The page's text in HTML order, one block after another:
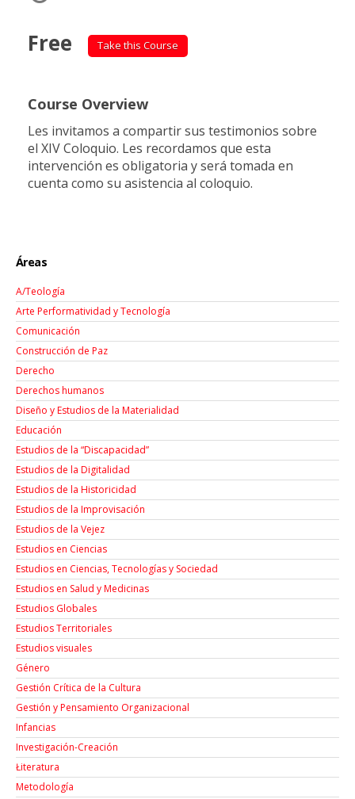
Free Take this Course
Course Overview
Les invitamos a compartir sus testimonios sobre
el XIV Coloquio. Les recordamos que esta
intervención es obligatoria y será tomada en
cuenta como su asistencia al coloquio.
Áreas
A/Teología
Arte Performatividad y Tecnología
Comunicación
Construcción de Paz
Derecho
Derechos humanos
Diseño y Estudios de la Materialidad
Educación
Estudios de la “Discapacidad”
Estudios de la Digitalidad
Estudios de la Historicidad
Estudios de la Improvisación
Estudios de la Vejez
Estudios en Ciencias
Estudios en Ciencias, Tecnologías y Sociedad
Estudios en Salud y Medicinas
Estudios Globales
Estudios Territoriales
Estudios visuales
Género
Gestión Crítica de la Cultura
Gestión y Pensamiento Organizacional
Infancias
Investigación-Creación
Łiteratura
Metodología